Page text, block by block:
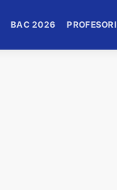
BAC 2026 PROFESORI